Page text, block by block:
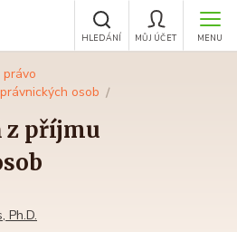
MENU
MŮJ ÚČET
HLEDÁNÍ
osob
z příjmu
Ph.D.